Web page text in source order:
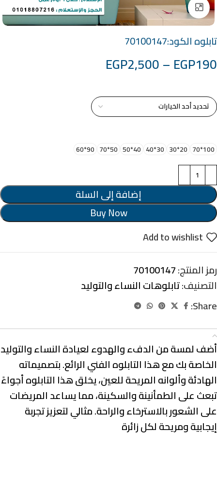
Click to enlarge
تابلوه الكود:70100147
EGP190
–
EGP2,500
100*70
20*30
30*40
40*50
50*70
90*60
إضافة إلى السلة
Buy Now
Add to wishlist
رمز المنتج:70100147
التصنيف:تابلوهات النساء والتوليد
Share:
أضف لمسة من الدفء والهدوء لعيادة النساء والتوليد
الخاصة بك مع هذا التابلوه الفني الرائع. بتصميماته
الهادئة وألوانه المريحة للعين، يخلق هذا التابلوه أجواءً
تبعث على الطمأنينة والسكينة، مما يساعد المريضات
على الشعور بالاسترخاء والراحة. مثالي لتعزيز تجربة
إيجابية ومريحة لكل زائرة